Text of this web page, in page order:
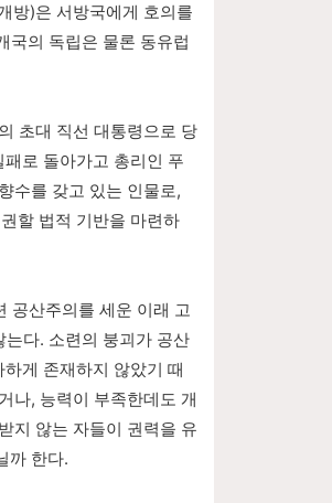
방)은 서방국에게 호의를
국의 독립은 물론 동유럽
초대 직선 대통령으로 당
로 돌아가고 총리인 푸
수를 갖고 있는 인물로,
할 법적 기반을 마련하
공산주의를 세운 이래 고
다. 소련의 붕괴가 공산
게 존재하지 않았기 때
나, 능력이 부족한데도 개
지 않는 자들이 권력을 유
까 한다.